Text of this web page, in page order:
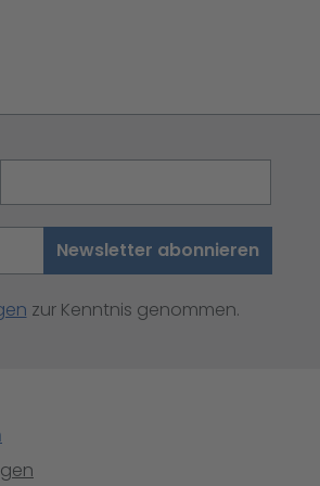
Newsletter abonnieren
zur Kenntnis genommen.